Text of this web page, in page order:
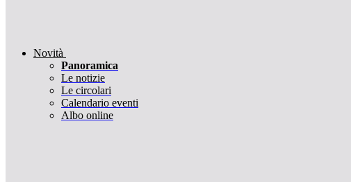
Novità
Panoramica
Le notizie
Le circolari
Calendario eventi
Albo online